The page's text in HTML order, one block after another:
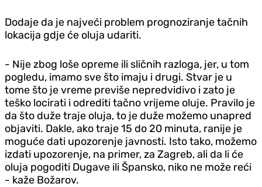
Dodaje da je najveći problem prognoziranje tačnih
lokacija gdje će oluja udariti.
- Nije zbog loše opreme ili sličnih razloga, jer, u tom
pogledu, imamo sve što imaju i drugi. Stvar je u
tome što je vreme previše nepredvidivo i zato je
teško locirati i odrediti tačno vrijeme oluje. Pravilo je
da što duže traje oluja, to je duže možemo unapred
objaviti. Dakle, ako traje 15 do 20 minuta, ranije je
moguće dati upozorenje javnosti. Isto tako, možemo
izdati upozorenje, na primer, za Zagreb, ali da li će
oluja pogoditi Dugave ili Špansko, niko ne može reći
- kaže Božarov.